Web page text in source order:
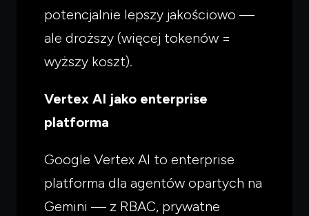
potencjalnie lepszy jakościowo —
ale droższy (więcej tokenów =
wyższy koszt).
Vertex AI jako enterprise
platforma
Google Vertex AI to enterprise
platforma dla agentów opartych na
Gemini — z RBAC, prywatne